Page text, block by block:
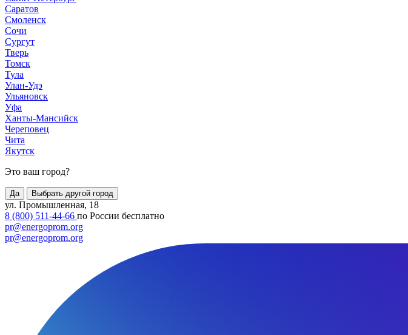
Саратов
Смоленск
Сочи
Сургут
Тверь
Томск
Тула
Улан-Удэ
Ульяновск
Уфа
Ханты-Мансийск
Череповец
Чита
Якутск
Это ваш город?
Да Выбрать другой город
ул. Промышленная, 18
8 (800) 511-44-66 по России бесплатно
pr@energoprom.org
pr@energoprom.org